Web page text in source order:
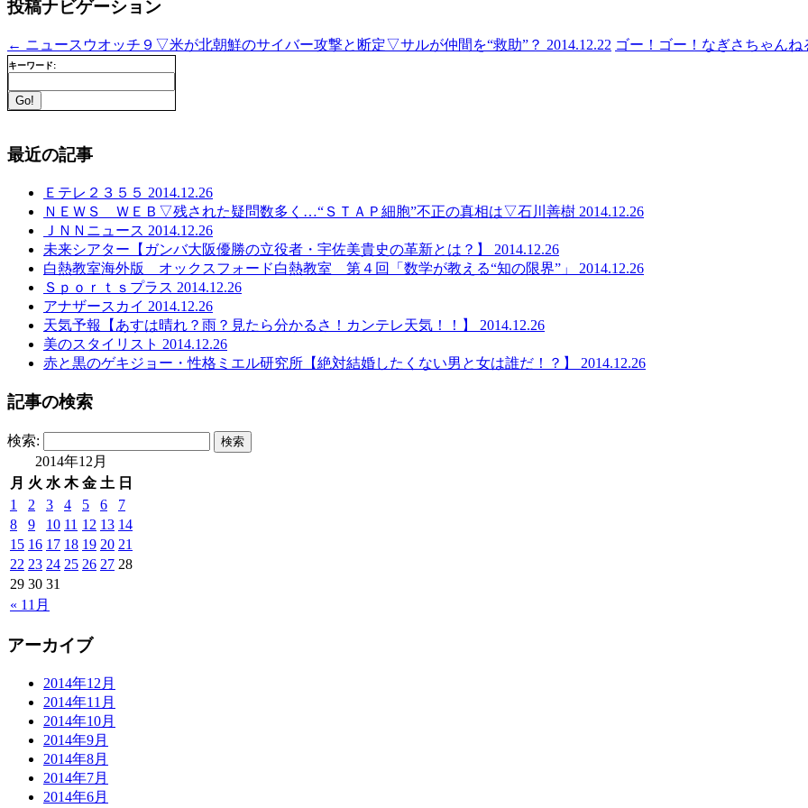
投稿ナビゲーション
← ニュースウオッチ９▽米が北朝鮮のサイバー攻撃と断定▽サルが仲間を“救助”？ 2014.12.22 ゴー！ゴー！なぎさちゃんね
キーワード:
最近の記事
Ｅテレ２３５５ 2014.12.26
ＮＥＷＳ ＷＥＢ▽残された疑問数多く…“ＳＴＡＰ細胞”不正の真相は▽石川善樹 2014.12.26
ＪＮＮニュース 2014.12.26
未来シアター【ガンバ大阪優勝の立役者・宇佐美貴史の革新とは？】 2014.12.26
白熱教室海外版 オックスフォード白熱教室 第４回「数学が教える“知の限界”」 2014.12.26
Ｓｐｏｒｔｓプラス 2014.12.26
アナザースカイ 2014.12.26
天気予報【あすは晴れ？雨？見たら分かるさ！カンテレ天気！！】 2014.12.26
美のスタイリスト 2014.12.26
赤と黒のゲキジョー・性格ミエル研究所【絶対結婚したくない男と女は誰だ！？】 2014.12.26
記事の検索
検索:
2014年12月
月 火 水 木 金 土 日
« 11月
1 2 3 4 5 6
7
8
9 10 11 12 13 14
15 16 17 18 19 20 21
22 23 24 25 26 27 28
29 30 31
アーカイブ
2014年12月
2014年11月
2014年10月
2014年9月
2014年8月
2014年7月
2014年6月